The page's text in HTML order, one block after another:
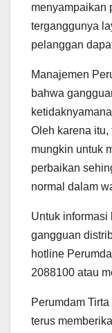
menyampaikan
terganggunya
pelanggan
Manajemen
bahwa
Oleh karena
mungkin untuk
perbaikan
normal dalam
Untuk
gangguan
hotline
2088100 atau
Perumdam
terus